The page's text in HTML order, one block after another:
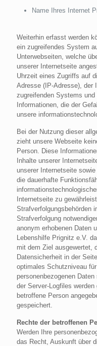
Name Ihres Internet
Weiterhin erfasst werden
ein zugreifendes System
Unterwebseiten, welche
unserer Internetseite
Uhrzeit eines Zugriffs auf
Adresse (IP-Adresse), der
zugreifenden Systems
Informationen, die der
unsere
Bei der Nutzung dieser
zieht unsere Webseite
Person. Diese
Inhalte unserer
unserer Internetseite
die dauerhafte
Internetseite zu
Strafverfolgungsbehörden
Strafverfolgung
anonym erhobenen Daten
Lebenshilfe Prignitz e.V.
mit dem Ziel ausgewertet,
Datensicherheit in der
optimales Schutzniveau
personenbezogenen
der Server-Logfiles
betroffene Person
gespeichert.
Rechte der betroffenen
Werden Ihre
das Recht, Auskunft über